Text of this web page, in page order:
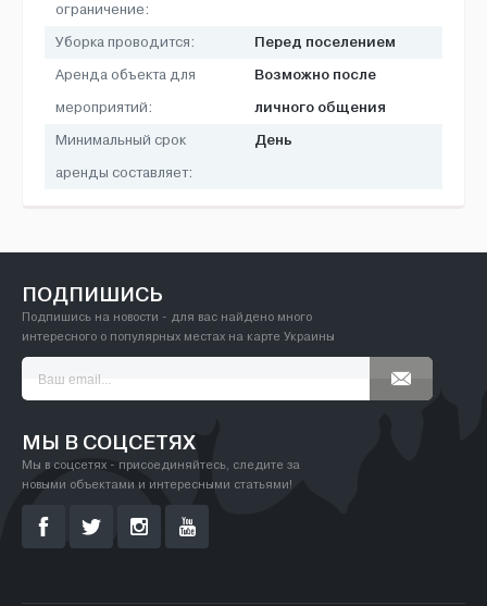
ограничение:
Уборка проводится: Перед поселением
Аренда объекта для
мероприятий:
Возможно после
личного общения
Минимальный срок
аренды составляет:
День
ПОДПИШИСЬ
Подпишись на новости - для вас найдено много
интересного о популярных местах на карте Украины
МЫ В СОЦСЕТЯХ
Мы в соцсетях - присоединяйтесь, следите за
новыми объектами и интересными статьями!